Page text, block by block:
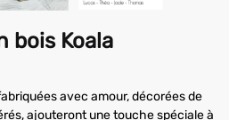
bois Koala
avec amour, décorées de
ajouteront une touche spéciale à